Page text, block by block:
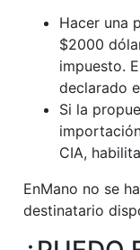
Hacer una
$2000
impuesto.
declarado
Si la
CIA,
EnMano no se
destinatario